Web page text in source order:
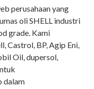
perusahaan yang
oli SHELL industri
grade. Kami
Castrol, BP, Agip Eni,
Oil, dupersol,
dalam